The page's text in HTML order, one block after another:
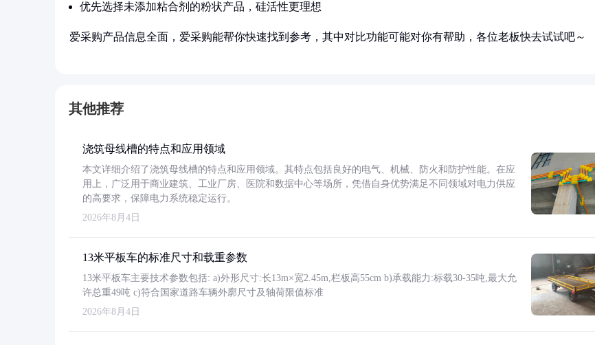
优先选择未添加粘合剂的粉状产品，硅活性更理想
爱采购产品信息全面，爱采购能帮你快速找到参考，其中对比功能可能对你有帮助，各位老板快去试试吧～
其他推荐
浇筑母线槽的特点和应用领域
本文详细介绍了浇筑母线槽的特点和应用领域。其特点包括良好的电气、机械、防火和防护性能。在应
用上，广泛用于商业建筑、工业厂房、医院和数据中心等场所，凭借自身优势满足不同领域对电力供应
的高要求，保障电力系统稳定运行。
2026年8月4日
13米平板车的标准尺寸和载重参数
13米平板车主要技术参数包括: a)外形尺寸:长13m×宽2.45m,栏板高55cm b)承载能力:标载30-35吨,最大允
许总重49吨 c)符合国家道路车辆外廓尺寸及轴荷限值标准
2026年8月4日